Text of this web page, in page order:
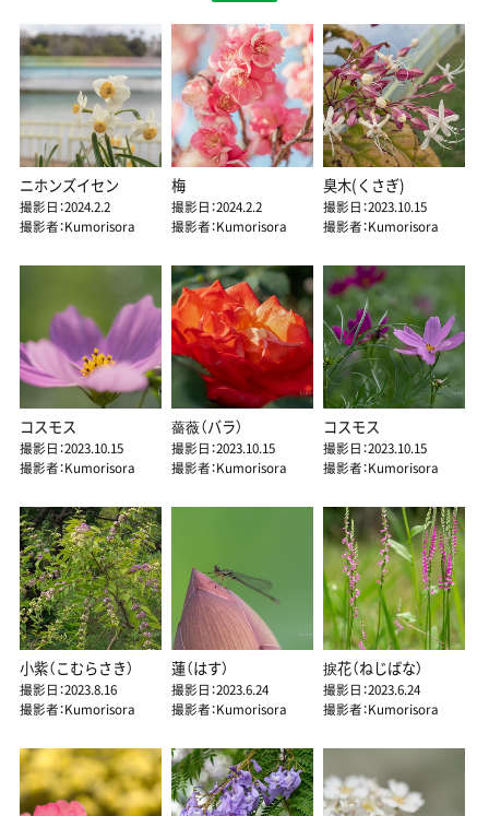
ニホンズイセン
撮影日：2024.2.2
撮影者：Kumorisora
梅
撮影日：2024.2.2
撮影者：Kumorisora
臭木(くさぎ)
撮影日：2023.10.15
撮影者：Kumorisora
コスモス
撮影日：2023.10.15
撮影者：Kumorisora
薔薇（バラ）
撮影日：2023.10.15
撮影者：Kumorisora
コスモス
撮影日：2023.10.15
撮影者：Kumorisora
小紫（こむらさき）
撮影日：2023.8.16
撮影者：Kumorisora
蓮（はす）
撮影日：2023.6.24
撮影者：Kumorisora
捩花（ねじばな）
撮影日：2023.6.24
撮影者：Kumorisora